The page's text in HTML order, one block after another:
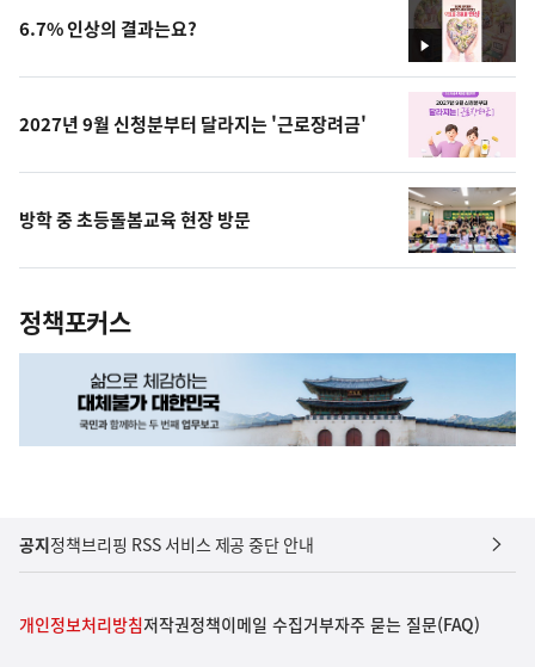
영
상
6.7% 인상의 결과는요?
2027년 9월 신청분부터 달라지는 '근로장려금'
방학 중 초등돌봄교육 현장 방문
정책포커스
공지정책브리핑 RSS 서비스 제공 중단 안내
개인정보처리방침저작권정책이메일 수집거부자주 묻는 질문(FAQ)